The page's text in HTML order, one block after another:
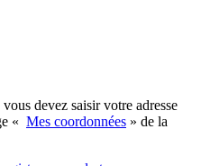
devez saisir votre adresse
« Mes coordonnées » de la